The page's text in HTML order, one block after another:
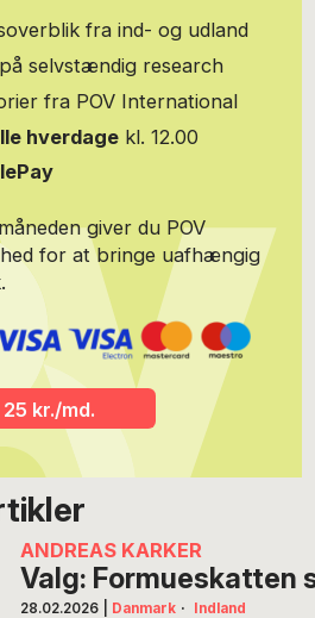
fra ind- og udland
selvstændig research
fra POV International
hverdage kl. 12.00
giver du POV
for at bringe uafhængig
25 kr./md.
ANDREAS KARKER
Valg: Formueskatten
28.02.2026 Danmark · Indland